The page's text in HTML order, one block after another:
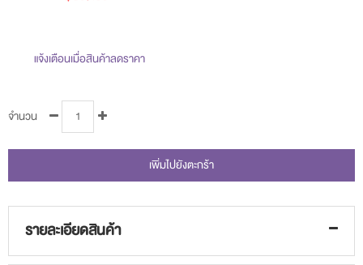
แจ้งเตือนเมื่อสินค้าลดราคา
จำนวน
เพิ่มไปยังตะกร้า
รายละเอียดสินค้า